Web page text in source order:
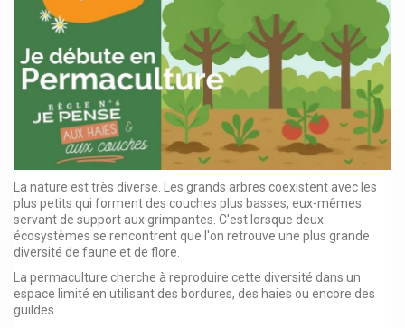
La nature est très diverse. Les grands arbres coexistent avec les
plus petits qui forment des couches plus basses, eux-mêmes
servant de support aux grimpantes. C'est lorsque deux
écosystèmes se rencontrent que l'on retrouve une plus grande
diversité de faune et de flore.
La permaculture cherche à reproduire cette diversité dans un
espace limité en utilisant des bordures, des haies ou encore des
guildes.